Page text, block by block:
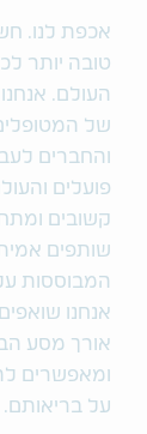
אכפת לנו.
טובה יותר
העולם.
של
והחברים
פועלים
קשובים
שותפים
המבוססות
אנחנו
אורך מסע
ומאפשרים
על בריאותם.